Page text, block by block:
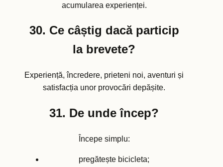
acumularea experienței.
30. Ce câștig dacă particip
la brevete?
Experiență, încredere, prieteni noi, aventuri și
satisfacția unor provocări depășite.
31. De unde încep?
Începe simplu:
pregătește bicicleta;